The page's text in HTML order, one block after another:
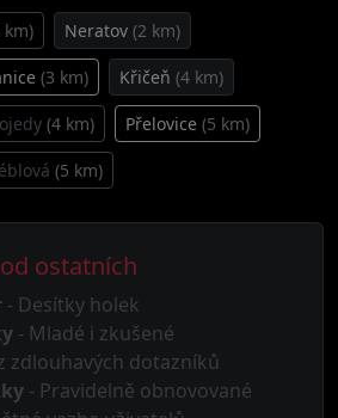
km) Neratov (2 km)
(3 km) Křičeň (4 km)
(4 km) Přelovice (5 km)
(5 km)
ostatních
- Desítky holek
- Mladé i zkušené
zdlouhavých dotazníků
- Pravidelně obnovované